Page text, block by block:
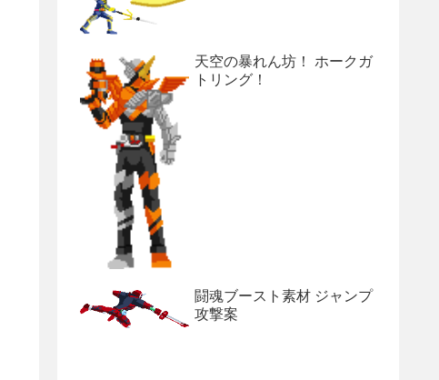
天空の暴れん坊！ ホークガ
トリング！
闘魂ブースト素材 ジャンプ
攻撃案